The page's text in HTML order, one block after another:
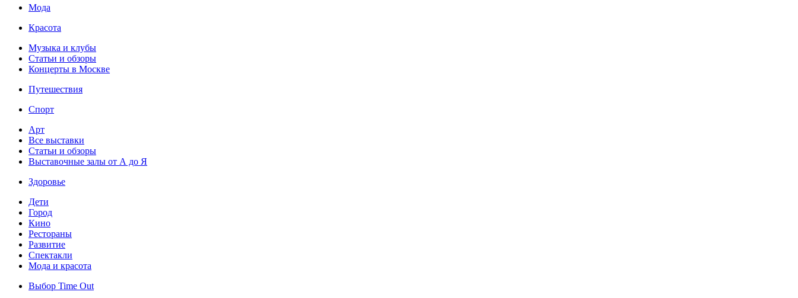
Мода
Красота
Музыка и клубы
Статьи и обзоры
Концерты в Москве
Путешествия
Спорт
Арт
Все выставки
Статьи и обзоры
Выставочные залы от А до Я
Здоровье
Дети
Город
Кино
Рестораны
Развитие
Спектакли
Мода и красота
Выбор Time Out